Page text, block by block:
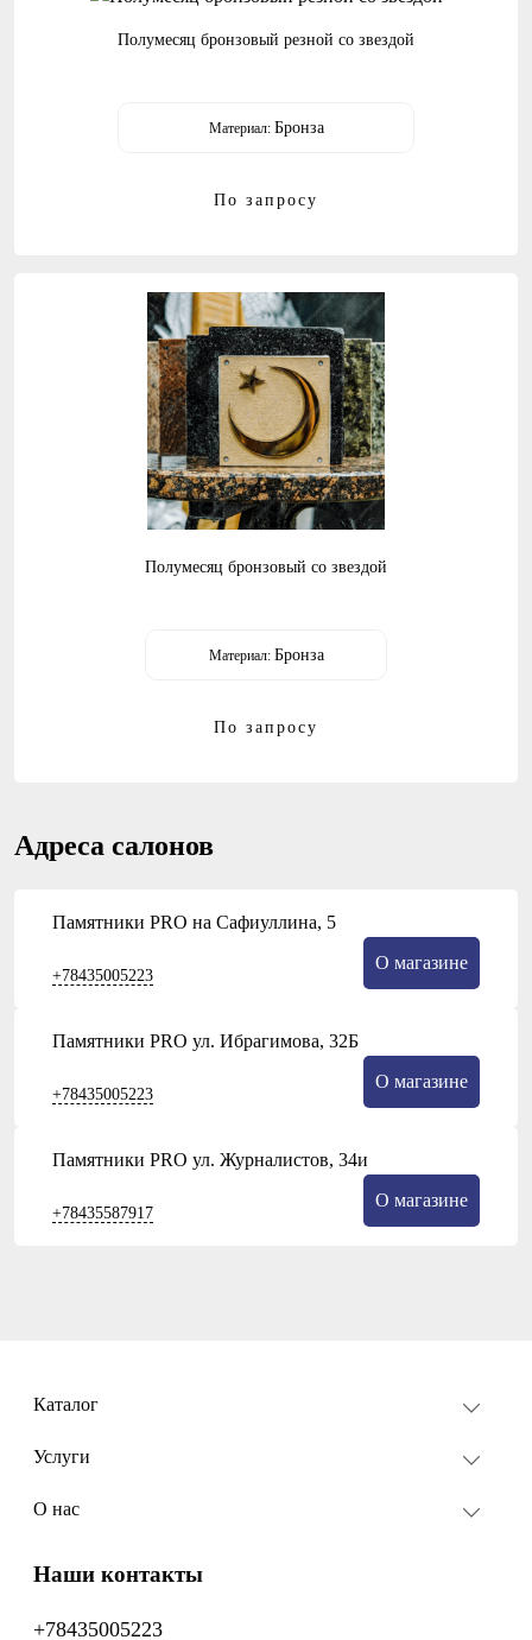
Полумесяц бронзовый резной со звездой
Материал: Бронза
По запросу
Полумесяц бронзовый со звездой
Материал: Бронза
По запросу
Адреса салонов
Памятники PRO на Сафиуллина, 5
+78435005223
О магазине
Памятники PRO ул. Ибрагимова, 32Б
+78435005223
О магазине
Памятники PRO ул. Журналистов, 34и
+78435587917
О магазине
Каталог
Услуги
О нас
Наши контакты
+78435005223